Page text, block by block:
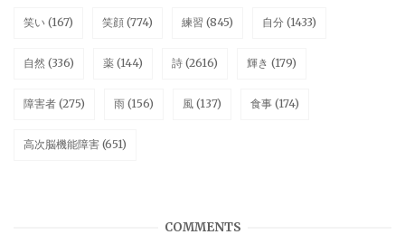
笑い (167) 笑顔 (774) 練習 (845) 自分 (1433)
自然 (336) 薬 (144) 詩 (2616) 輝き (179)
障害者 (275) 雨 (156) 風 (137) 食事 (174)
高次脳機能障害 (651)
COMMENTS